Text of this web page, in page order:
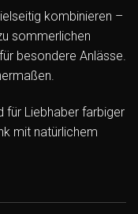
kombinieren –
sommerlichen
besondere Anlässe.
für Liebhaber farbiger
mit natürlichem